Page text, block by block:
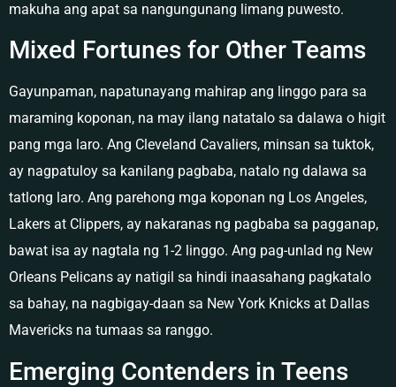
makuha ang apat sa nangungunang limang puwesto.
Mixed Fortunes for Other Teams
Gayunpaman, napatunayang mahirap ang linggo para sa
maraming koponan, na may ilang natatalo sa dalawa o higit
pang mga laro. Ang Cleveland Cavaliers, minsan sa tuktok,
ay nagpatuloy sa kanilang pagbaba, natalo ng dalawa sa
tatlong laro. Ang parehong mga koponan ng Los Angeles,
Lakers at Clippers, ay nakaranas ng pagbaba sa pagganap,
bawat isa ay nagtala ng 1-2 linggo. Ang pag-unlad ng New
Orleans Pelicans ay natigil sa hindi inaasahang pagkatalo
sa bahay, na nagbigay-daan sa New York Knicks at Dallas
Mavericks na tumaas sa ranggo.
Emerging Contenders in Teens